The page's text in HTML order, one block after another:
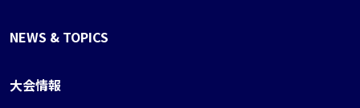
NEWS & TOPICS
大会情報